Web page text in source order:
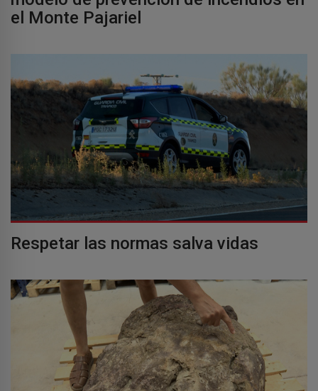
el Monte Pajariel
Respetar las normas salva vidas